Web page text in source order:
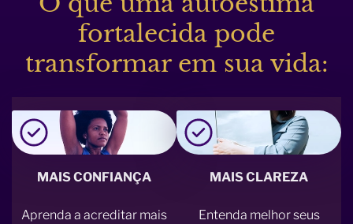
fortalecida pode
transformar em sua vida:
MAIS CONFIANÇA
Aprenda a acreditar mais
MAIS CLAREZA
Entenda melhor seus